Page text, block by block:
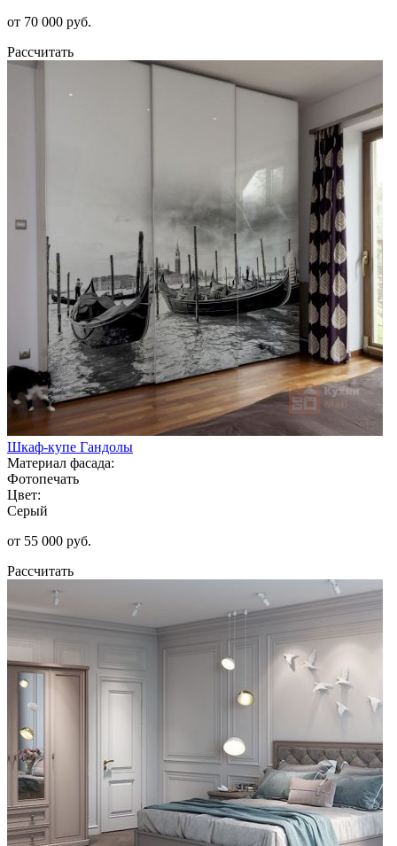
от 70 000 руб.
Рассчитать
Шкаф-купе Гандолы
Материал фасада:
Фотопечать
Цвет:
Серый
от 55 000 руб.
Рассчитать